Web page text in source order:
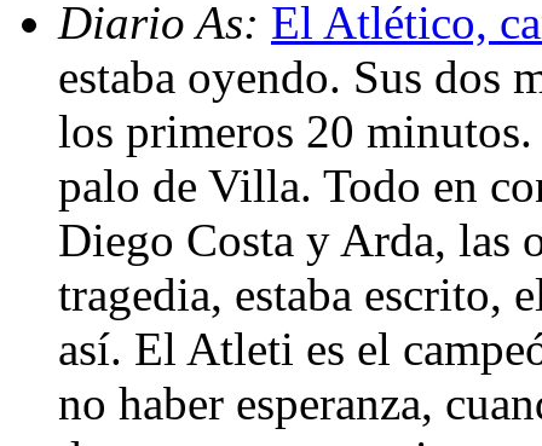
Diario As: El Atlético,
estaba oyendo. Sus dos
los primeros 20
palo de Villa. Todo en
Diego Costa y Arda, las
tragedia, estaba escrito,
así. El Atleti es el
no haber esperanza,